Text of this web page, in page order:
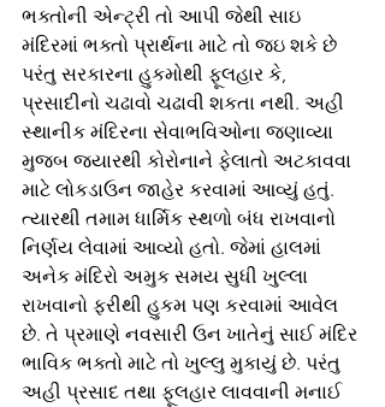
ભક્તોની એન્ટ્રી તો આપી જેથી સાઇ
મંદિરમાં ભક્તો પ્રાર્થના માટે તો જઇ શકે છે
પરંતુ સરકારના હુકમોથી ફૂલહાર કે,
પ્રસાદીનો ચઢાવો ચઢાવી શકતા નથી. અહી
સ્થાનીક મંદિરના સેવાભવિઓના જણાવ્યા
મુજબ જ્યારથી કોરોનાને ફેલાતો અટકાવવા
માટે લોકડાઉન જાહેર કરવામાં આવ્યું હતું.
ત્યારથી તમામ ધાર્મિક સ્થળો બંધ રાખવાનો
નિર્ણય લેવામાં આવ્યો હતો. જેમાં હાલમાં
અનેક મંદિરો અમુક સમય સુધી ખુલ્લા
રાખવાનો ફરીથી હુકમ પણ કરવામાં આવેલ
છે. તે પ્રમાણે નવસારી ઉન ખાતેનું સાઈ મંદિર
ભાવિક ભક્તો માટે તો ખુલ્લુ મુકાયું છે. પરંતુ
અહી પ્રસાદ તથા ફૂલહાર લાવવાની મનાઈ